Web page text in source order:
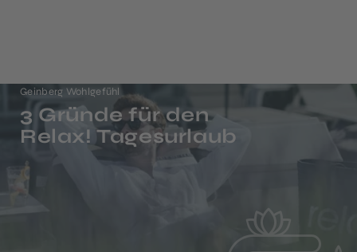
Geinberg Wohlgefühl
3 Gründe für den
Relax! Tagesurlaub